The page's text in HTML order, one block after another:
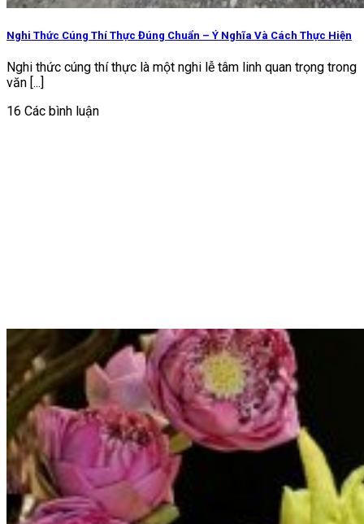
Nghi Thức Cúng Thí Thực Đúng Chuẩn – Ý Nghĩa Và Cách Thực Hiện
Nghi thức cúng thí thực là một nghi lễ tâm linh quan trọng trong
văn [...]
16 Các bình luận